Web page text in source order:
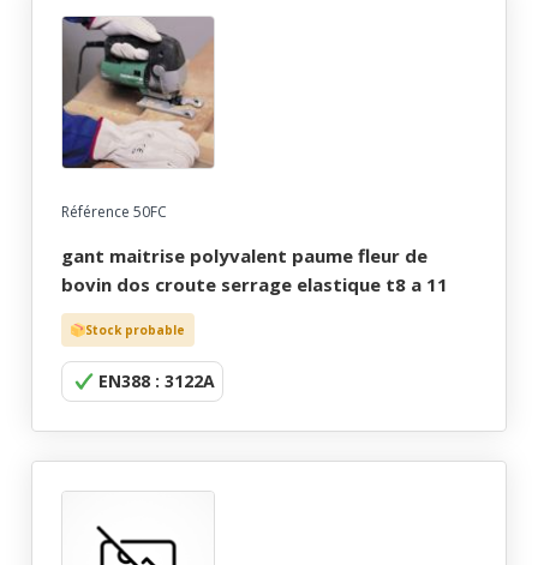
Référence 50FC
gant maitrise polyvalent paume fleur de
bovin dos croute serrage elastique t8 a 11
Stock probable
EN388 : 3122A